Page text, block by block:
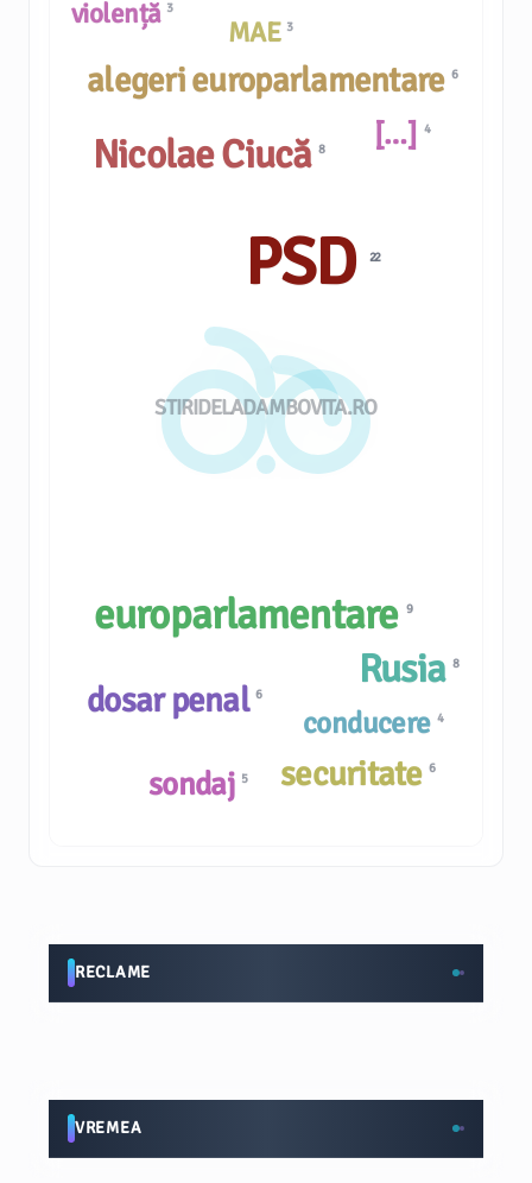
STIRIDELADAMBOVITA.RO
PSD 22
europarlamentare9
Nicolae Ciucă8
MAE 3
alegeri europarlamentare 6
conducere 4
sondaj 5
dosar penal6
violență 3
Rusia8
securitate6
[…] 4
RECLAME
VREMEA